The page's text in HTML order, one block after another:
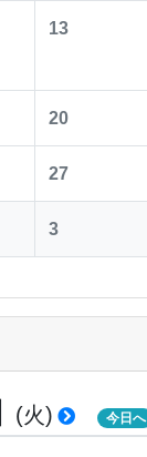
13
20
27
3
(火) 今日へ